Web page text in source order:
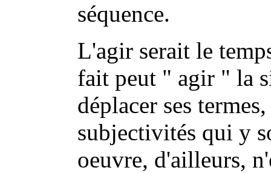
séquence.
L'agir serait le
fait peut " agir " la
déplacer ses
subjectivités qui y
oeuvre, d'ailleurs,